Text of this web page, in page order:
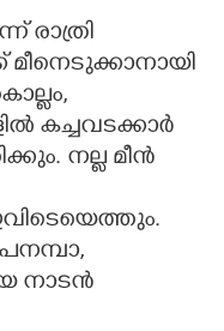
രാത്രി
മീനെടുക്കാനായി
കച്ചവടക്കാർ
നല്ല മീൻ
നാടൻ